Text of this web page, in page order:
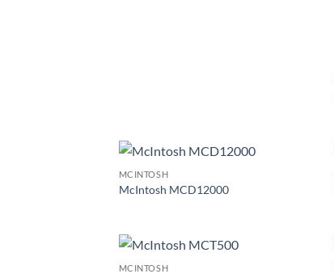
MCINTOSH
McIntosh MCD12000
MCINTOSH